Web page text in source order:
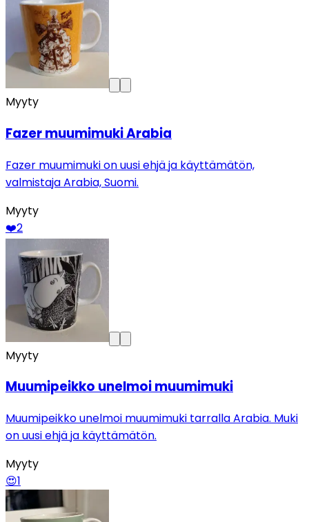
Myyty
Fazer muumimuki Arabia
Fazer muumimuki on uusi ehjä ja käyttämätön,
valmistaja Arabia, Suomi.
Myyty
❤️2
Myyty
Muumipeikko unelmoi muumimuki
Muumipeikko unelmoi muumimuki tarralla Arabia. Muki
on uusi ehjä ja käyttämätön.
Myyty
😍1